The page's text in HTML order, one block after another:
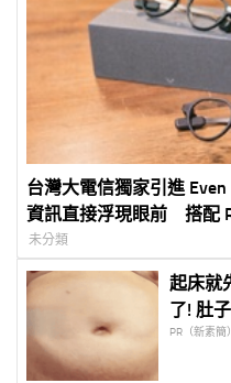
台灣大電信獨家引進
資訊直接浮現眼前 搭配
驗 5G 專案價 3,990 元起
未分類
起床就
了! 肚
PR（新素簡）